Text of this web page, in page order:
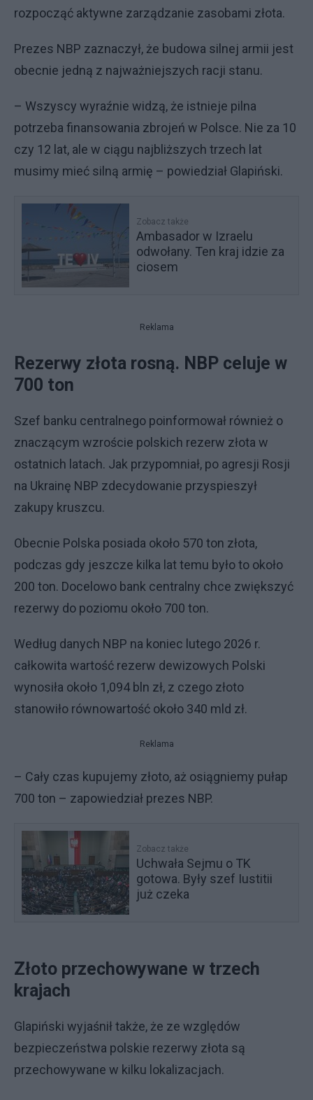
rozpocząć aktywne zarządzanie zasobami złota.
Prezes NBP zaznaczył, że budowa silnej armii jest
obecnie jedną z najważniejszych racji stanu.
– Wszyscy wyraźnie widzą, że istnieje pilna
potrzeba finansowania zbrojeń w Polsce. Nie za 10
czy 12 lat, ale w ciągu najbliższych trzech lat
musimy mieć silną armię – powiedział Glapiński.
Zobacz także
Ambasador w Izraelu
odwołany. Ten kraj idzie za
ciosem
Reklama
Rezerwy złota rosną. NBP celuje w
700 ton
Szef banku centralnego poinformował również o
znaczącym wzroście polskich rezerw złota w
ostatnich latach. Jak przypomniał, po agresji Rosji
na Ukrainę NBP zdecydowanie przyspieszył
zakupy kruszcu.
Obecnie Polska posiada około 570 ton złota,
podczas gdy jeszcze kilka lat temu było to około
200 ton. Docelowo bank centralny chce zwiększyć
rezerwy do poziomu około 700 ton.
Według danych NBP na koniec lutego 2026 r.
całkowita wartość rezerw dewizowych Polski
wynosiła około 1,094 bln zł, z czego złoto
stanowiło równowartość około 340 mld zł.
Reklama
– Cały czas kupujemy złoto, aż osiągniemy pułap
700 ton – zapowiedział prezes NBP.
Zobacz także
Uchwała Sejmu o TK
gotowa. Były szef Iustitii
już czeka
Złoto przechowywane w trzech
krajach
Glapiński wyjaśnił także, że ze względów
bezpieczeństwa polskie rezerwy złota są
przechowywane w kilku lokalizacjach.